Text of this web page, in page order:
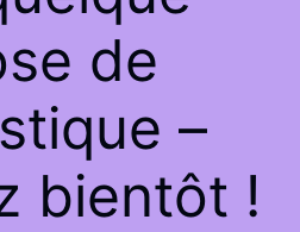
de
–
bientôt !